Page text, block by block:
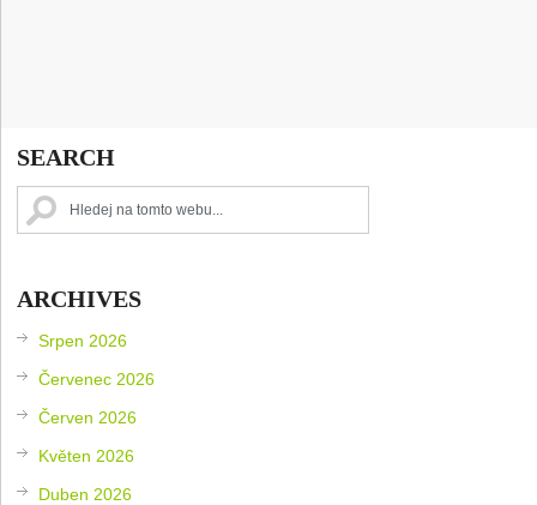
SEARCH
ARCHIVES
Srpen 2026
Červenec 2026
Červen 2026
Květen 2026
Duben 2026